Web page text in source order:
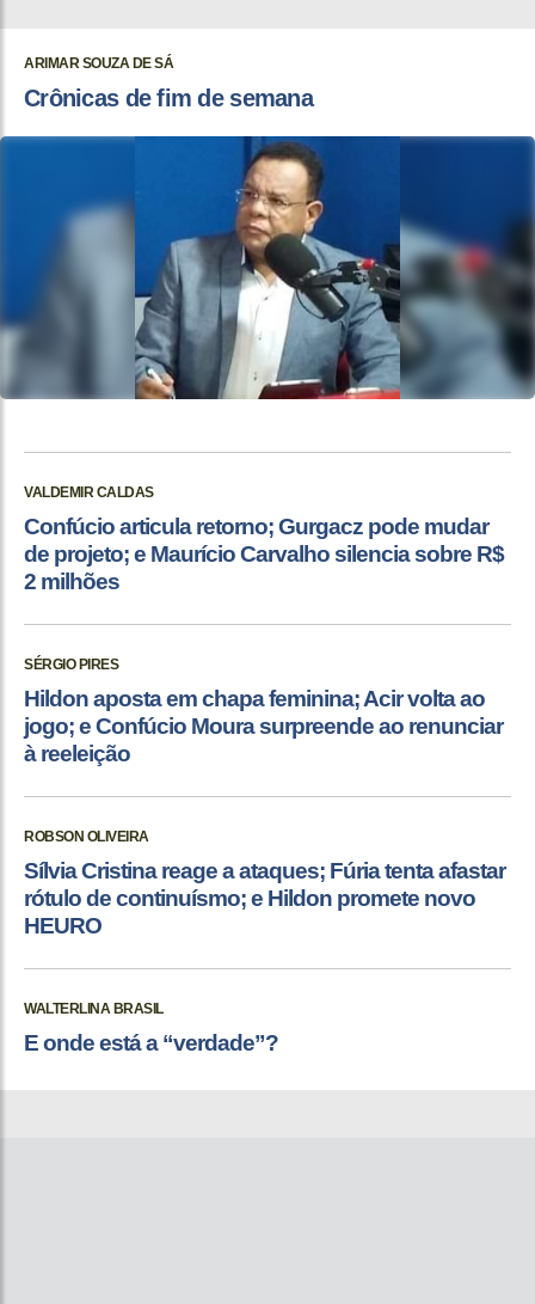
ARIMAR SOUZA DE SÁ
Crônicas de fim de semana
VALDEMIR CALDAS
Confúcio articula retorno; Gurgacz pode mudar
de projeto; e Maurício Carvalho silencia sobre R$
2 milhões
SÉRGIO PIRES
Hildon aposta em chapa feminina; Acir volta ao
jogo; e Confúcio Moura surpreende ao renunciar
à reeleição
ROBSON OLIVEIRA
Sílvia Cristina reage a ataques; Fúria tenta afastar
rótulo de continuísmo; e Hildon promete novo
HEURO
WALTERLINA BRASIL
E onde está a “verdade”?